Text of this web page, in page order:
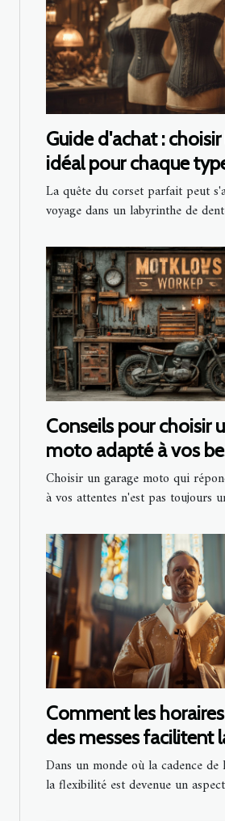
Guide d'achat :
idéal pour chaque
silhouette
La quête du corset parfait peut
voyage dans un labyrinthe de
Conseils pour choisir
moto adapté à vos
Choisir un garage moto qui
à vos attentes n'est pas toujours
Comment les
des messes facilitent
quotidienne
Dans un monde où la cadence de
la flexibilité est devenue un